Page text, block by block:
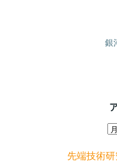
銀
ア
カ
先端技術